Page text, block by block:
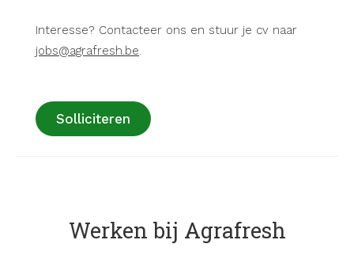
Interesse? Contacteer ons en stuur je cv naar
jobs@agrafresh.be.
Solliciteren
Werken bij Agrafresh